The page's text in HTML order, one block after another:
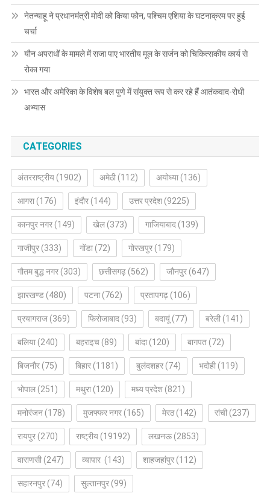
नेतन्याहू ने प्रधानमंत्री मोदी को किया फोन, पश्चिम एशिया के घटनाक्रम पर हुई
चर्चा
यौन अपराधों के मामले में सजा पाए भारतीय मूल के सर्जन को चिकित्सकीय कार्य से
रोका गया
भारत और अमेरिका के विशेष बल पुणे में संयुक्त रूप से कर रहे हैं आतंकवाद-रोधी
अभ्यास
CATEGORIES
अंतरराष्ट्रीय(1902) अमेठी(112) अयोध्या(136)
आगरा(176) इंदौर(144) उत्तर प्रदेश(9225)
कानपुर नगर(149) खेल(373) गाजियाबाद(139)
गाजीपुर(333) गोंडा(72) गोरखपुर(179)
गौतम बुद्ध नगर(303) छत्तीसगढ़(562) जौनपुर(647)
झारखण्ड(480) पटना(762) प्रतापगढ़(106)
प्रयागराज(369) फिरोजाबाद(93) बदायूं(77) बरेली(141)
बलिया(240) बहराइच(89) बांदा(120) बागपत(72)
बिजनौर(75) बिहार(1181) बुलंदशहर(74) भदोही(119)
भोपाल(251) मथुरा(120) मध्य प्रदेश(821)
मनोरंजन(178) मुजफ्फर नगर(165) मेरठ(142) रांची(237)
रायपुर(270) राष्ट्रीय(19192) लखनऊ(2853)
वाराणसी(247) व्यापार (143) शाहजहांपुर(112)
सहारनपुर(74) सुल्तानपुर(99)